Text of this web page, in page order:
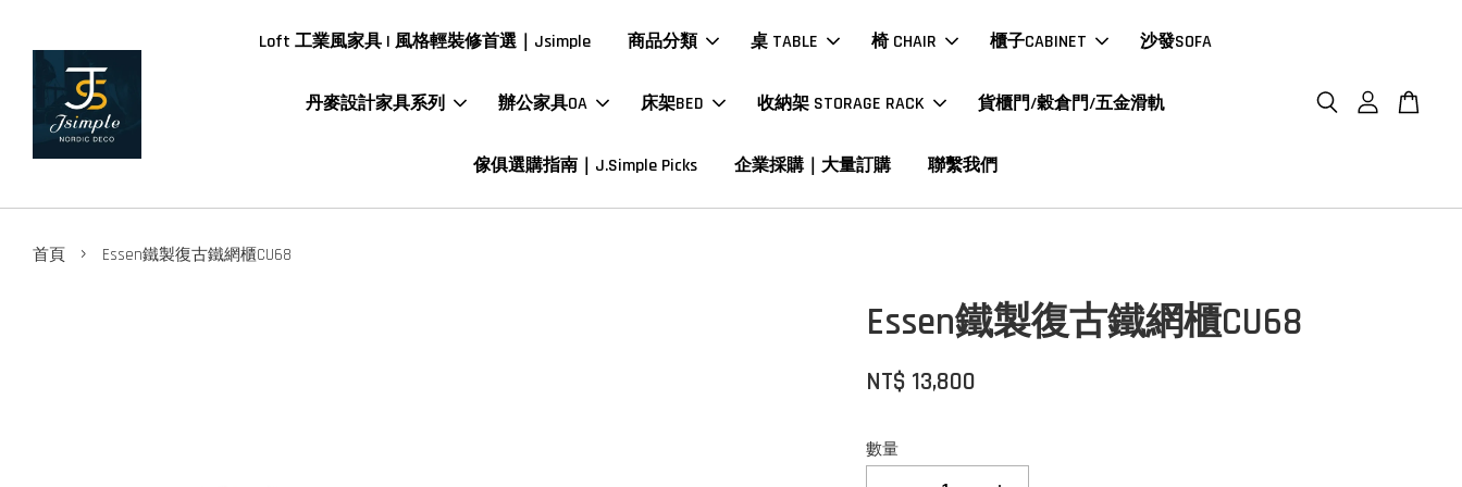
Loft 工業風家具 | 風格輕裝修首選｜Jsimple 商品分類 桌 TABLE 椅 CHAIR 櫃子CABINET 沙發SOFA
丹麥設計家具系列 辦公家具OA 床架BED 收納架 STORAGE RACK 貨櫃門/穀倉門/五金滑軌
傢俱選購指南｜J.Simple Picks 企業採購｜大量訂購 聯繫我們
首頁 › Essen鐵製復古鐵網櫃CU68
Essen鐵製復古鐵網櫃CU68
NT$ 13,800
數量